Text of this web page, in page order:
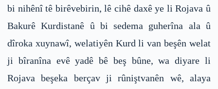
bi nihênî tê birêvebirin, lê cihê daxê ye li Rojava û
Bakurê Kurdistanê û bi sedema guherîna ala û
dîroka xuynawî, welatiyên Kurd li van beşên welat
ji bîranîna evê yadê bê beş bûne, wa diyare li
Rojava beşeka berçav ji rûniştvanên wê, alaya